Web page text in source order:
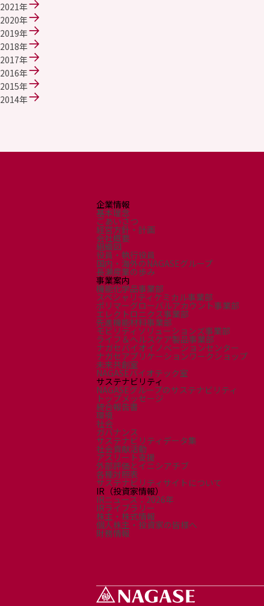
サステナビリティ
NAGASEグループのサステナビリティ
トップメッセージ
統合報告書
環境
社会
ガバナンス
外部評価とイニシアチブ
新卒採用（総合・事務職）
NAGASEグループ採用情報
2021年
2020年
2019年
2018年
2017年
2016年
2015年
2014年
企業情報
基本理念
ごあいさつ
経営方針・計画
会社概要
組織図
役員・執行役員
国内・海外のNAGASEグループ
長瀬産業の歩み
事業案内
機能化学品事業部
スペシャリティケミカル事業部
ポリマーグローバルアカウント事業部
エレクトロニクス事業部
先進機能材料事業部
モビリティソリューションズ事業部
ライフ＆ヘルスケア製品事業部
ナガセバイオイノベーションセンター
ナガセアプリケーションワークショップ
未来共創室
NAGASEバイオテック室
サステナビリティ
NAGASEグループのサステナビリティ
トップメッセージ
統合報告書
環境
社会
ガバナンス
サステナビリティデータ集
社会貢献活動
アスリート支援
外部評価とイニシアチブ
各種対照表
サステナビリティサイトについて
IR（投資家情報）
IRニュース：2026年
IRライブラリー
株主・株式情報
個人株主・投資家の皆様へ
財務情報